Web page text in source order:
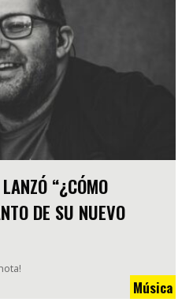
“¿CÓMO
DE SU NUEVO
Música